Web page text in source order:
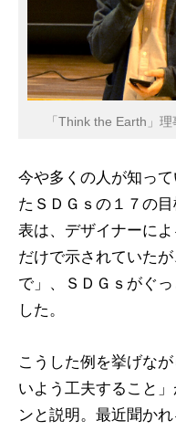
「Think the Earth」
今や多くの人が知っ
たＳＤＧｓの１７の
表は、デザイナーに
だけで示されていた
で」、ＳＤＧｓがぐ
した。
こうした例を挙げな
いよう工夫すること
ンと説明。最近聞か